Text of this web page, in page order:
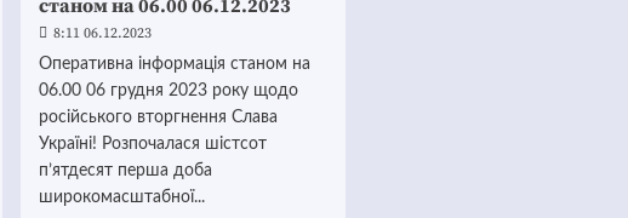
станом на 06.00 06.12.2023
8:11 06.12.2023
Оперативна інформація станом на
06.00 06 грудня 2023 року щодо
російського вторгнення Слава
Україні! Розпочалася шістсот
п’ятдесят перша доба
широкомасштабної...